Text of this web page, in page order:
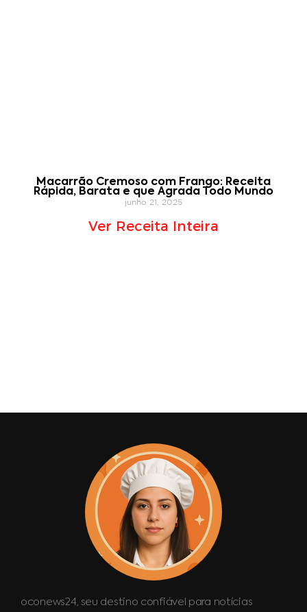
Macarrão Cremoso com Frango: Receita
Rápida, Barata e que Agrada Todo Mundo
junho 21, 2025
Ver Receita Inteira
oconews24, seu destino confiável para notícias